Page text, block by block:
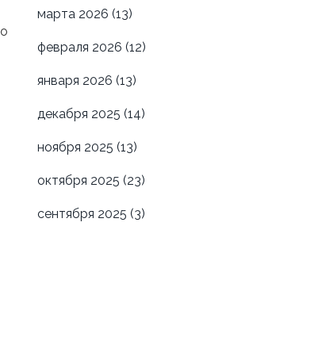
марта 2026 (13)
февраля 2026 (12)
января 2026 (13)
декабря 2025 (14)
ноября 2025 (13)
октября 2025 (23)
сентября 2025 (3)